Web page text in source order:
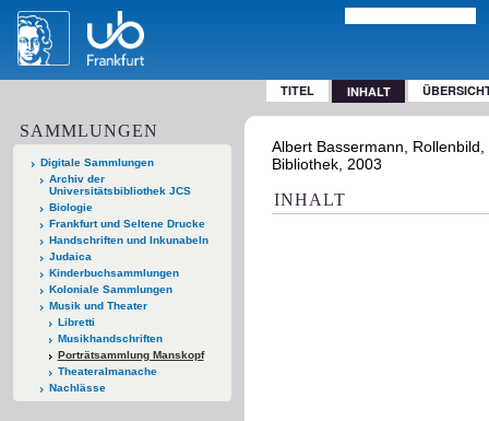
TITEL INHALT
SAMMLUNGEN
Digitale Sammlungen
Archiv der
Universitätsbibliothek JCS
Biologie
Frankfurt und Seltene Drucke
Handschriften und Inkunabeln
Judaica
Kinderbuchsammlungen
Koloniale Sammlungen
Musik und Theater
Libretti
Musikhandschriften
Porträtsammlung Manskopf
Theateralmanache
Nachlässe
Albert Bassermann,
Bibliothek, 2003
INHALT